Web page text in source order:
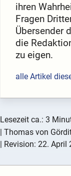
ihren
Fragen
Übersender
die
zu eigen.
alle Artikel
Lesezeit ca.: 3
| Thomas von
| Revision: 22. April